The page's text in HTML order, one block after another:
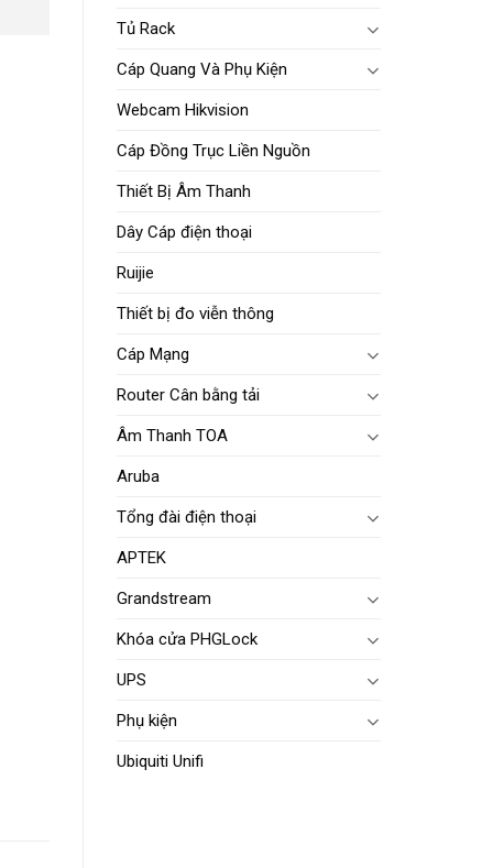
Tủ Rack
Cáp Quang Và Phụ Kiện
Webcam Hikvision
Cáp Đồng Trục Liền Nguồn
Thiết Bị Âm Thanh
Dây Cáp điện thoại
Ruijie
Thiết bị đo viễn thông
Cáp Mạng
Router Cân bằng tải
Âm Thanh TOA
Aruba
Tổng đài điện thoại
APTEK
Grandstream
Khóa cửa PHGLock
UPS
Phụ kiện
Ubiquiti Unifi